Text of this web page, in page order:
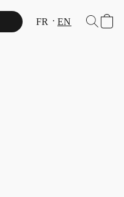
FR EN